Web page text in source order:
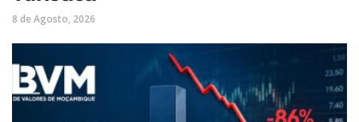
8 de Agosto, 2026